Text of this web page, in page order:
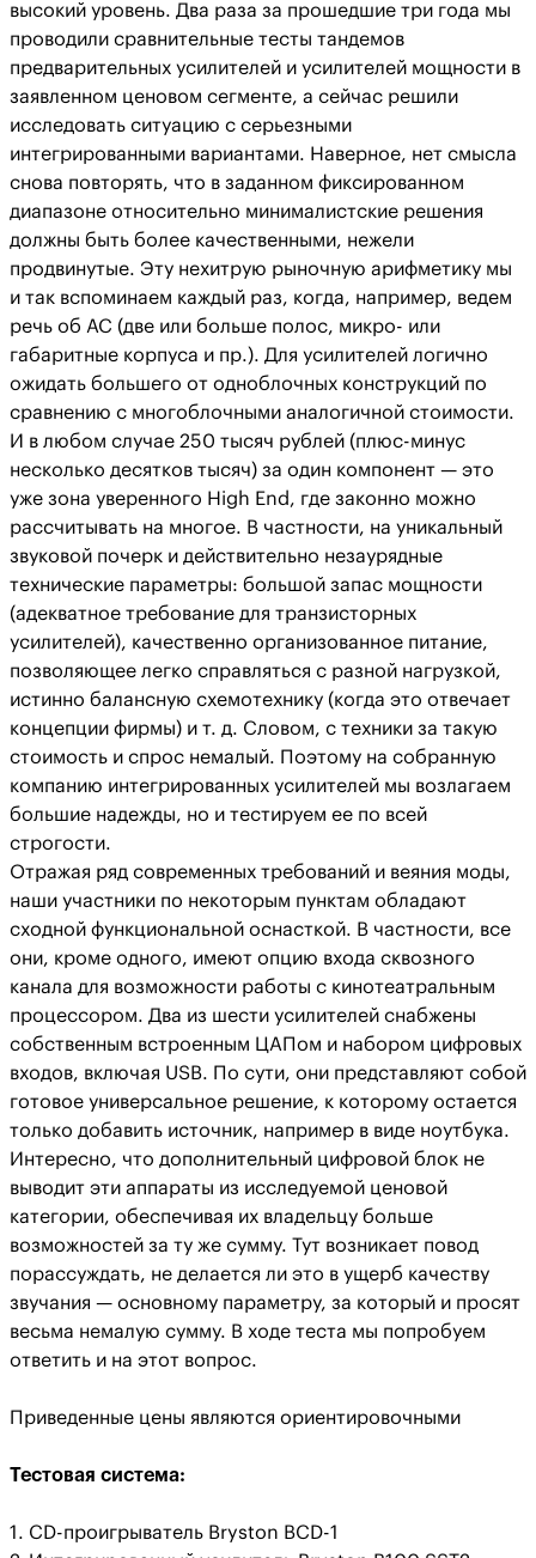
высокий уровень. Два раза за прошедшие три года мы
проводили сравнительные тесты тандемов
предварительных усилителей и усилителей мощности в
заявленном ценовом сегменте, а сейчас решили
исследовать ситуацию с серьезными
интегрированными вариантами. Наверное, нет смысла
снова повторять, что в заданном фиксированном
диапазоне относительно минималистские решения
должны быть более качественными, нежели
продвинутые. Эту нехитрую рыночную арифметику мы
и так вспоминаем каждый раз, когда, например, ведем
речь об АС (две или больше полос, микро- или
габаритные корпуса и пр.). Для усилителей логично
ожидать большего от одноблочных конструкций по
сравнению с многоблочными аналогичной стоимости.
И в любом случае 250 тысяч рублей (плюс-минус
несколько десятков тысяч) за один компонент — это
уже зона уверенного High End, где законно можно
рассчитывать на многое. В частности, на уникальный
звуковой почерк и действительно незаурядные
технические параметры: большой запас мощности
(адекватное требование для транзисторных
усилителей), качественно организованное питание,
позволяющее легко справляться с разной нагрузкой,
истинно балансную схемотехнику (когда это отвечает
концепции фирмы) и т. д. Словом, с техники за такую
стоимость и спрос немалый. Поэтому на собранную
компанию интегрированных усилителей мы возлагаем
большие надежды, но и тестируем ее по всей
строгости.
Отражая ряд современных требований и веяния моды,
наши участники по некоторым пунктам обладают
сходной функциональной оснасткой. В частности, все
они, кроме одного, имеют опцию входа сквозного
канала для возможности работы с кинотеатральным
процессором. Два из шести усилителей снабжены
собственным встроенным ЦАПом и набором цифровых
входов, включая USB. По сути, они представляют собой
готовое универсальное решение, к которому остается
только добавить источник, например в виде ноутбука.
Интересно, что дополнительный цифровой блок не
выводит эти аппараты из исследуемой ценовой
категории, обеспечивая их владельцу больше
возможностей за ту же сумму. Тут возникает повод
порассуждать, не делается ли это в ущерб качеству
звучания — основному параметру, за который и просят
весьма немалую сумму. В ходе теста мы попробуем
ответить и на этот вопрос.
Приведенные цены являются ориентировочными
Тестовая система:
1. CD-проигрыватель Bryston BCD-1